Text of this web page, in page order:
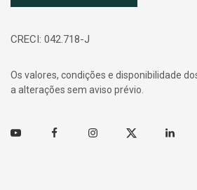
CRECI: 042.718-J
Os valores, condições e disponibilidade
a alterações sem aviso prévio.
Youtube FacebookInstagramTwitter Linkedin